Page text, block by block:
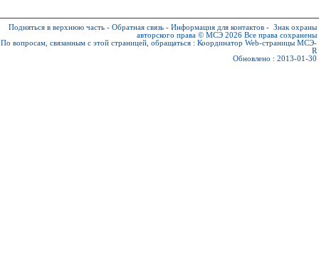
Подняться в верхнюю часть - Обратная связь - Информация для контактов - Знак охраны
авторского права © МСЭ 2026 Все права сохранены
По вопросам, связанным с этой страницей, обращаться : Координатор Web-страницы МСЭ-
R
Обновлено : 2013-01-30